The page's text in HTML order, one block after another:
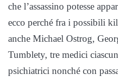
che l’assassino potesse
ecco perché fra i possibili
anche Michael Ostrog,
Tumblety, tre medici
psichiatrici nonché con